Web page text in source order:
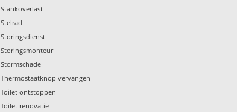
Stankoverlast
Stelrad
Storingsdienst
Storingsmonteur
Stormschade
Thermostaatknop vervangen
Toilet ontstoppen
Toilet renovatie